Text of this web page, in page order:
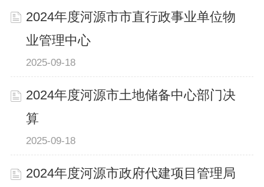
2024年度河源市市直行政事业单位物
业管理中心
2025-09-18
2024年度河源市土地储备中心部门决
算
2025-09-18
2024年度河源市政府代建项目管理局